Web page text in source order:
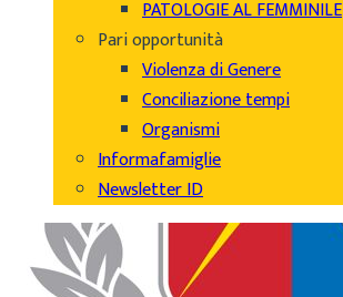
PATOLOGIE AL FEMMINILE
Pari opportunità
Violenza di Genere
Conciliazione tempi
Organismi
Informafamiglie
Newsletter ID